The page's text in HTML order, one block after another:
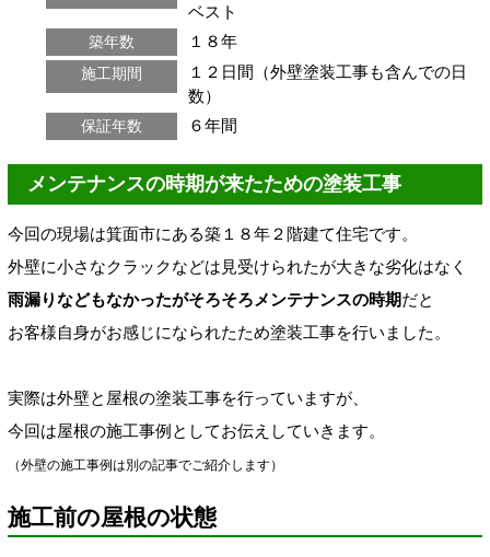
ベスト
築年数 １８年
施工期間
１２日間（外壁塗装工事も含んでの日
数）
保証年数 ６年間
メンテナンスの時期が来たための塗装工事
今回の現場は箕面市にある築１８年２階建て住宅です。
外壁に小さなクラックなどは見受けられたが大きな劣化はなく
雨漏りなどもなかったがそろそろメンテナンスの時期だと
お客様自身がお感じになられたため塗装工事を行いました。
実際は外壁と屋根の塗装工事を行っていますが、
今回は屋根の施工事例としてお伝えしていきます。
（外壁の施工事例は別の記事でご紹介します）
施工前の屋根の状態